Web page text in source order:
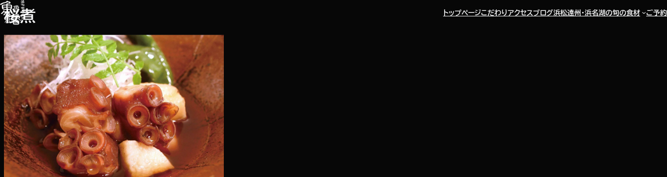
内
容
を
ス
キ
ッ
プ
トップページこだわりアクセスブログ浜松遠州・浜名湖の旬の食材 ご予約
桜煮